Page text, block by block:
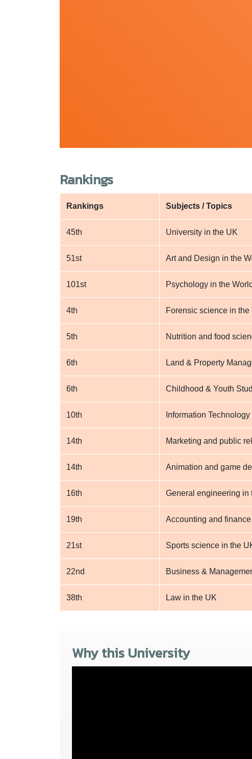
Rankings
Rankings Subjects / Topics
45th University in the UK
51st Art and Design in the
101st Psychology in the World
4th Forensic science in the
5th Nutrition and food
6th Land & Property
6th Childhood & Youth
10th Information
14th Marketing and public
14th Animation and game
16th General engineering in
19th Accounting and
21st Sports science in the
22nd Business &
38th Law in the UK
Why this University